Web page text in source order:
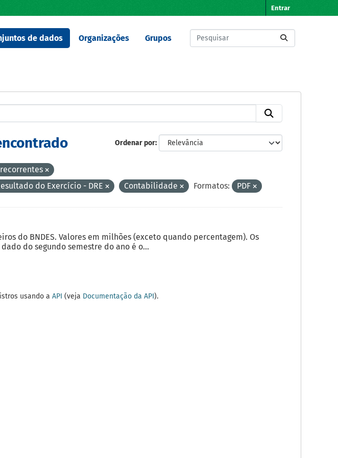
Entrar
de dados Organizações Grupos
Ordenar por
do Exercício - DRE Contabilidade Formatos: PDF
do BNDES. Valores em milhões (exceto quando percentagem). Os
do segundo semestre do ano é o...
usando a API (veja Documentação da API).